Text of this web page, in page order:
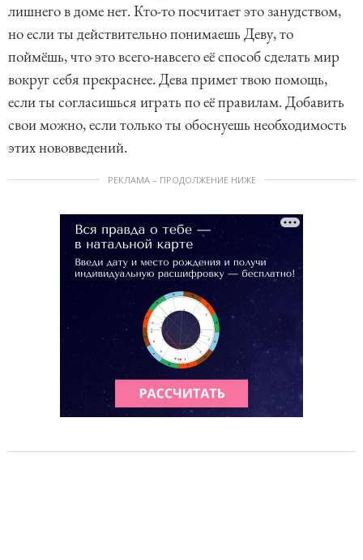
лишнего в доме нет. Кто-то посчитает это занудством,
но если ты действительно понимаешь Деву, то
поймёшь, что это всего-навсего её способ сделать мир
вокруг себя прекраснее. Дева примет твою помощь,
если ты согласишься играть по её правилам. Добавить
свои можно, если только ты обоснуешь необходимость
этих нововведений.
РЕКЛАМА – ПРОДОЛЖЕНИЕ НИЖЕ